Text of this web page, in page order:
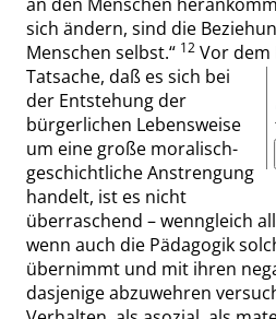
sich ändern, sind die
Menschen selbst.“ 12 Vor
Tatsache, daß es sich bei
der Entstehung der
bürgerlichen Lebensweise
um eine große moralisch-
geschichtliche Anstrengung
handelt, ist es nicht
überraschend – wenngleich
wenn auch die Pädagogik
übernimmt und mit ihren
dasjenige abzuwehren